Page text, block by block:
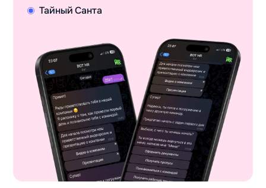
Тайный Санта